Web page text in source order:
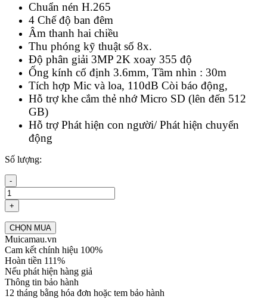
Chuẩn nén H.265
4 Chế độ ban đêm
Âm thanh hai chiều
Thu phóng kỹ thuật số 8x.
Độ phân giải 3MP 2K xoay 355 độ
Ống kính cố định 3.6mm, Tầm nhìn : 30m
Tích hợp Mic và loa, 110dB Còi báo động,
Hỗ trợ khe cắm thẻ nhớ Micro SD (lên đến 512
GB)
Hỗ trợ Phát hiện con người/ Phát hiện chuyển
động
Số lượng:
-
+
CHỌN MUA
Muicamau.vn
Cam kết chính hiệu 100%
Hoàn tiền 111%
Nếu phát hiện hàng giả
Thông tin bảo hành
12 tháng bằng hóa đơn hoặc tem bảo hành